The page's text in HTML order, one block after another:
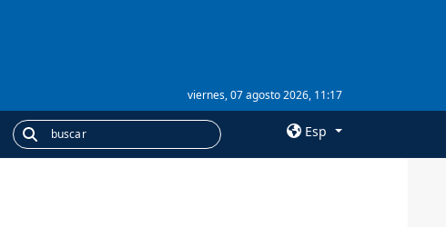
viernes, 07 agosto 2026, 11:17
Esp